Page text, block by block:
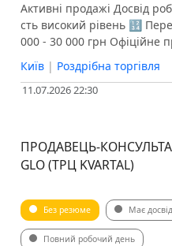
Активні продажі Досвід
сть високий рівень 🔢
000 - 30 000 грн Офіційне
Київ | Роздрібна торгівля
11.07.2026 22:30
ПРОДАВЕЦЬ-
GLO (ТРЦ KVARTAL)
Без резюме Має досвід
Повний робочий день